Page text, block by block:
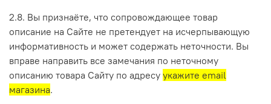
2.8. Вы признаёте, что сопровождающее товар
описание на Сайте не претендует на исчерпывающую
информативность и может содержать неточности. Вы
вправе направить все замечания по неточному
описанию товара Сайту по адресу укажите email
магазина.